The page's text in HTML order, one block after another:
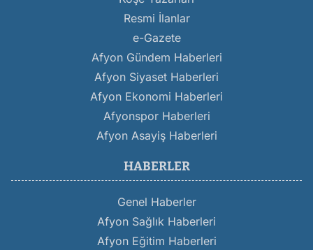
Resmi İlanlar
e-Gazete
Afyon Gündem Haberleri
Afyon Siyaset Haberleri
Afyon Ekonomi Haberleri
Afyonspor Haberleri
Afyon Asayiş Haberleri
HABERLER
Genel Haberler
Afyon Sağlık Haberleri
Afyon Eğitim Haberleri